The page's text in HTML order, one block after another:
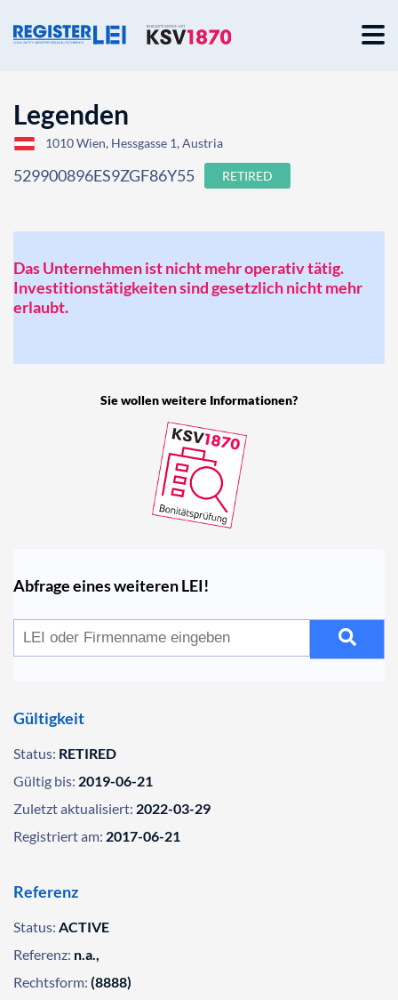
Legenden
1010 Wien, Hessgasse 1, Austria
529900896ES9ZGF86Y55 RETIRED
Das Unternehmen ist nicht mehr operativ tätig.
Investitionstätigkeiten sind gesetzlich nicht mehr
erlaubt.
Sie wollen weitere Informationen?
Abfrage eines weiteren LEI!
Gültigkeit
Status: RETIRED
Gültig bis: 2019-06-21
Zuletzt aktualisiert: 2022-03-29
Registriert am: 2017-06-21
Referenz
Status: ACTIVE
Referenz: n.a.,
Rechtsform: (8888)